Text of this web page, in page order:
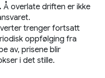
Å overlate driften er ikke
trenger fortsatt
oppfølging fra
av, prisene blir
i det stille.